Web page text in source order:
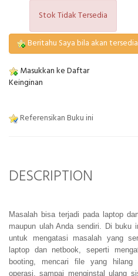
Stok Tidak Tersedia
Beritahu Saya bila akan tersedia
Masukkan ke Daftar
Keinginan
Referensikan Buku ini
DESCRIPTION
Masalah bisa terjadi pada laptop
maupun ulah Anda sendiri. Di buku
untuk mengatasi masalah yang
laptop dan netbook, seperti
booting, mencari file yang hilang
operasi, sampai menginstal ulang